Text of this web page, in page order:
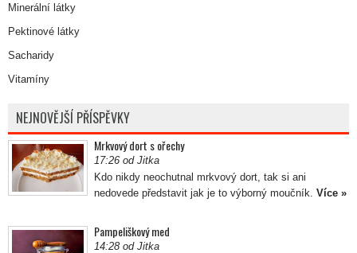
Minerální látky
Pektinové látky
Sacharidy
Vitamíny
NEJNOVĚJŠÍ PŘÍSPĚVKY
Mrkvový dort s ořechy
17:26 od Jitka
Kdo nikdy neochutnal mrkvový dort, tak si ani
nedovede představit jak je to výborný moučník. Více »
Pampeliškový med
14:28 od Jitka